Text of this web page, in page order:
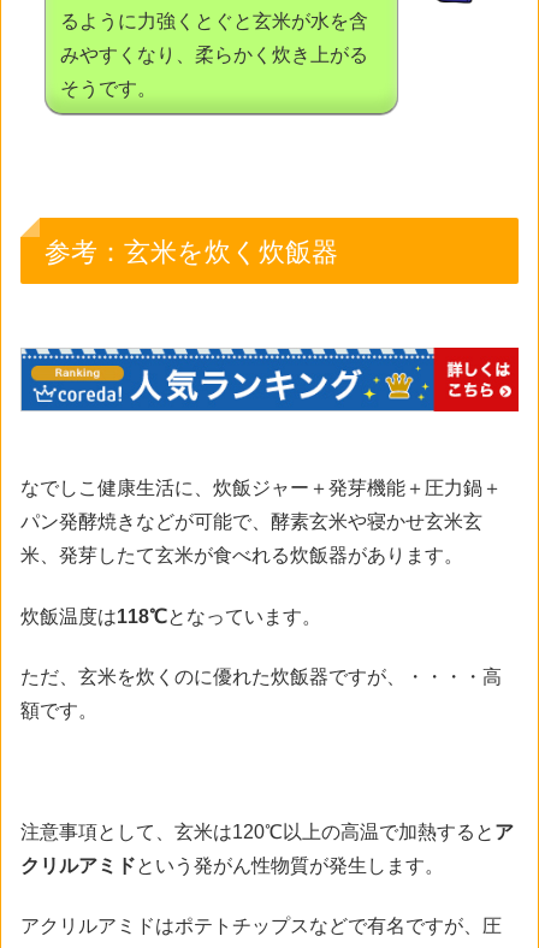
るように力強くとぐと玄米が水を含
みやすくなり、柔らかく炊き上がる
そうです。
参考：玄米を炊く炊飯器
なでしこ健康生活に、炊飯ジャー＋発芽機能＋圧力鍋＋
パン発酵焼きなどが可能で、酵素玄米や寝かせ玄米玄
米、発芽したて玄米が食べれる炊飯器があります。
炊飯温度は118℃となっています。
ただ、玄米を炊くのに優れた炊飯器ですが、・・・・高
額です。
注意事項として、玄米は120℃以上の高温で加熱すると ア
クリルアミドという発がん性物質が発生します。
アクリルアミドはポテトチップスなどで有名ですが、圧